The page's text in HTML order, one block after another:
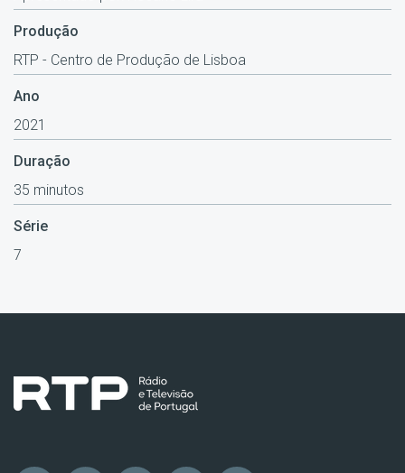
Produção
RTP - Centro de Produção de Lisboa
Ano
2021
Duração
35 minutos
Série
7